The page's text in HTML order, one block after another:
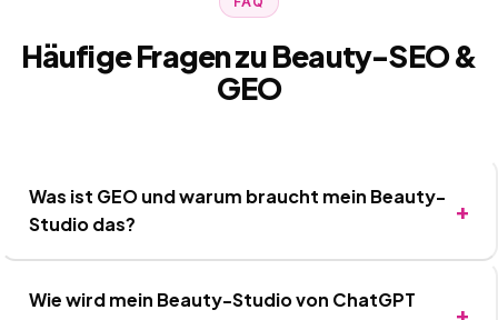
Häufige Fragen zu Beauty-SEO &
GEO
Was ist GEO und warum braucht mein Beauty-
Studio das?
Wie wird mein Beauty-Studio von ChatGPT